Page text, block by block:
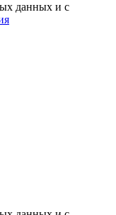
данных и с